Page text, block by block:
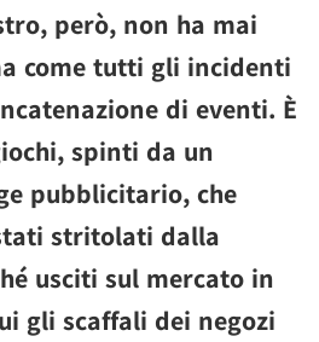
però, non ha mai
come tutti gli incidenti
di eventi. È
spinti da un
pubblicitario, che
stritolati dalla
usciti sul mercato in
gli scaffali dei negozi